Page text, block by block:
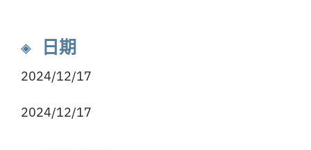
◈ 日期
2024/12/17
2024/12/17